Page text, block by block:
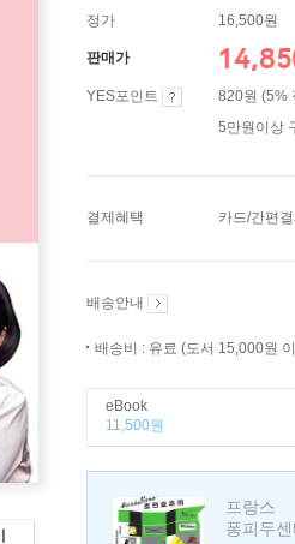
정가 16,500원
판매가
YES포인트
820원 (5%
5만원이상
결제혜택 카드/간편
배송안내
배송비 : 유료 (도서 15,000원
eBook
11,500원
프랑스
퐁피두